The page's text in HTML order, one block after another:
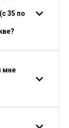
35 по
мне